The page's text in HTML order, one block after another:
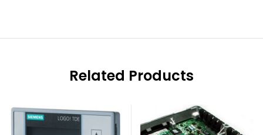
Related Products